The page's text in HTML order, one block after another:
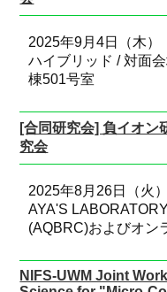
2025年9月4日（木）
ハイブリッド / 対面
棟501号室
[合同研究会] 負イオン
究会
2025年8月26日（火
AYA'S
(AQBRC)およびオン
NIFS-UWM Joint